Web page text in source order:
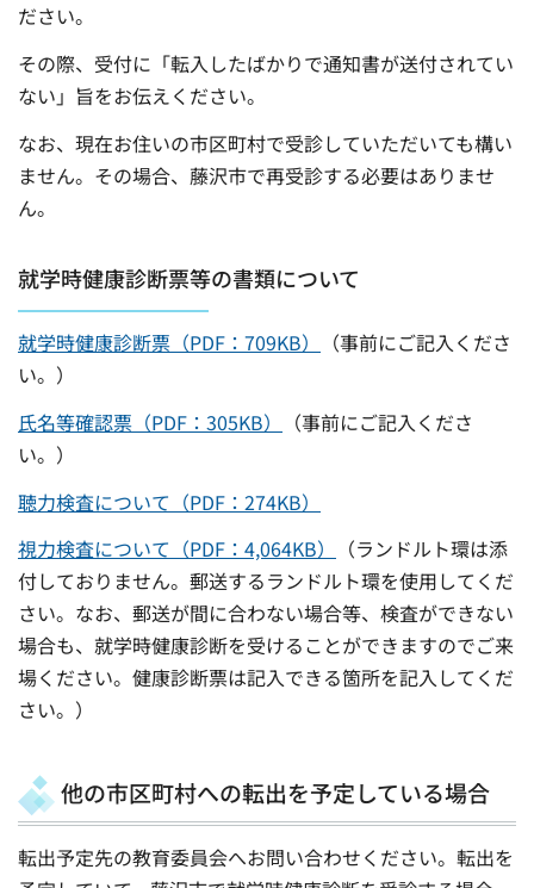
ださい。
その際、受付に「転入したばかりで通知書が送付されてい
ない」旨をお伝えください。
なお、現在お住いの市区町村で受診していただいても構い
ません。その場合、藤沢市で再受診する必要はありませ
ん。
就学時健康診断票等の書類について
就学時健康診断票（PDF：709KB）
（事前にご記入くださ
い。）
氏名等確認票（PDF：305KB）
（事前にご記入くださ
い。）
聴力検査について（PDF：274KB）
視力検査について（PDF：4,064KB）
（ランドルト環は添
付しておりません。郵送するランドルト環を使用してくだ
さい。なお、郵送が間に合わない場合等、検査ができない
場合も、就学時健康診断を受けることができますのでご来
場ください。健康診断票は記入できる箇所を記入してくだ
さい。）
他の市区町村への転出を予定している場合
転出予定先の教育委員会へお問い合わせください。転出を